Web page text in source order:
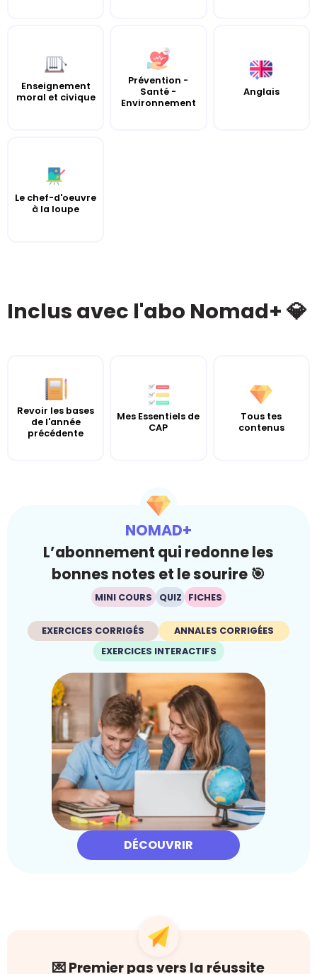
Enseignement
moral et civique
Prévention -
Santé -
Environnement
Anglais
Le chef-d'oeuvre
à la loupe
Inclus avec l'abo Nomad+ 💎
Revoir les bases
de l'année
précédente
Mes Essentiels de
CAP
Tous tes
contenus
NOMAD+
L’abonnement qui redonne les
bonnes notes et le sourire 🎯
MINI COURS QUIZ FICHES
EXERCICES CORRIGÉS
ANNALES CORRIGÉES
EXERCICES INTERACTIFS
DÉCOUVRIR
💌 Premier pas vers la réussite